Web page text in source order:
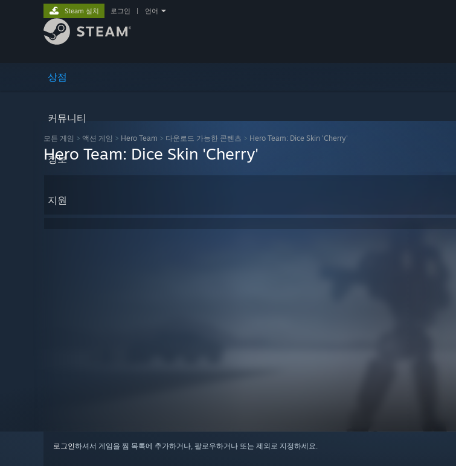
상점
커뮤니티
정보
지원
Steam 설치 로그인 언어
모든 게임 > 액션 게임 > Hero Team > 다운로드 가능한 콘텐츠 > Hero Team: Dice Skin 'Cherry'
Hero Team: Dice Skin 'Cherry'
로그인하셔서 게임을 찜 목록에 추가하거나, 팔로우하거나 또는 제외로 지정하세요.